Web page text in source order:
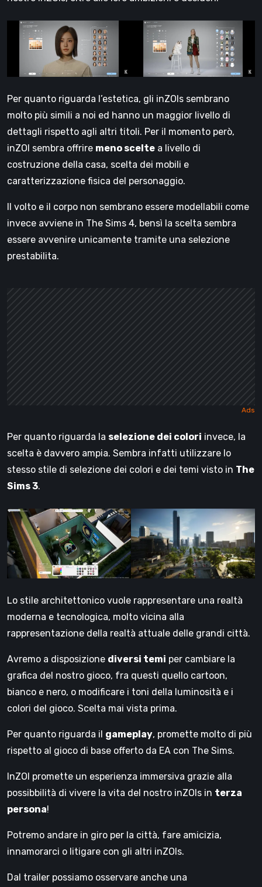
Per quanto riguarda l’estetica, gli inZOIs sembrano
molto più simiIi a noi ed hanno un maggior livello di
dettagli rispetto agli altri titoli. Per il momento però,
inZOI sembra offrire meno scelte a livello di
costruzione della casa, scelta dei mobili e
caratterizzazione fisica del personaggio.
Il volto e il corpo non sembrano essere modellabili come
invece avviene in The Sims 4, bensì la scelta sembra
essere avvenire unicamente tramite una selezione
prestabilita.
Per quanto riguarda la selezione dei colori invece, la
scelta è davvero ampia. Sembra infatti utilizzare lo
stesso stile di selezione dei colori e dei temi visto in The
Sims 3.
Lo stile architettonico vuole rappresentare una realtà
moderna e tecnologica, molto vicina alla
rappresentazione della realtà attuale delle grandi città.
Avremo a disposizione diversi temi per cambiare la
grafica del nostro gioco, fra questi quello cartoon,
bianco e nero, o modificare i toni della luminosità e i
colori del gioco. Scelta mai vista prima.
Per quanto riguarda il gameplay, promette molto di più
rispetto al gioco di base offerto da EA con The Sims.
InZOI promette un esperienza immersiva grazie alla
possibbilità di vivere la vita del nostro inZOIs in terza
persona!
Potremo andare in giro per la città, fare amicizia,
innamorarci o litigare con gli altri inZOIs.
Dal trailer possiamo osservare anche una